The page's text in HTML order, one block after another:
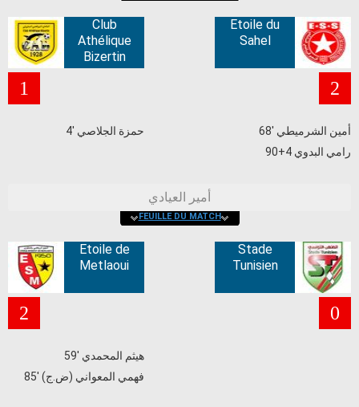
Club
Athélique
Bizertin
1
4' حمزة الجلاصي
Etoile du
Sahel
2
68' أمين الشرميطي
90+4 رامي البدوي
أمير العيادي
FEUILLE DU MATCH
Etoile de
Metlaoui
2
59' هيثم المحمدي
85' فهمي المعواني (ض.ج)
Stade
Tunisien
0